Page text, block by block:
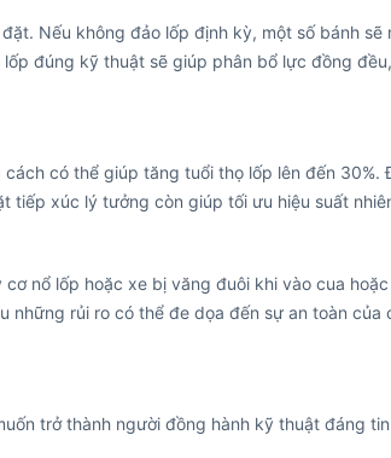
Nếu không đảo lốp định kỳ, một số bánh sẽ
đúng kỹ thuật sẽ giúp phân bổ lực đồng
có thể giúp tăng tuổi thọ lốp lên đến 30%.
tiếp xúc lý tưởng còn giúp tối ưu hiệu suất
nổ lốp hoặc xe bị văng đuôi khi vào cua
rủi ro có thể đe dọa đến sự an toàn của
trở thành người đồng hành kỹ thuật đáng